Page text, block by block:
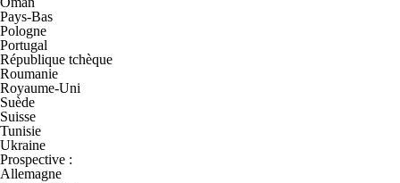
Pays-Bas
Pologne
Portugal
République tchèque
Roumanie
Royaume-Uni
Suède
Suisse
Tunisie
Ukraine
Prospective :
Allemagne